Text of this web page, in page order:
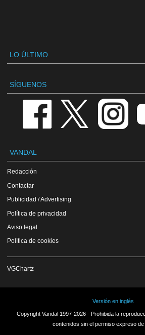
LO ÚLTIMO
SÍGUENOS
VANDAL
Redacción
Contactar
Publicidad / Advertising
Política de privacidad
Aviso legal
Política de cookies
VGChartz
Versión en inglés
Copyright Vandal 1997-2026 - Prohibida la
contenidos sin el permiso expreso